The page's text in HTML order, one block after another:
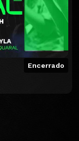
Encerrado